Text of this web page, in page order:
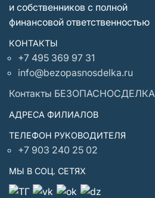
и собственников с полной
финансовой ответственностью
КОНТАКТЫ
+7 495 369 97 31
info@bezopasnosdelka.ru
Контакты БЕЗОПАСНОСДЕЛКА
АДРЕСА ФИЛИАЛОВ
ТЕЛЕФОН РУКОВОДИТЕЛЯ
+7 903 240 25 02
МЫ В СОЦ. СЕТЯХ